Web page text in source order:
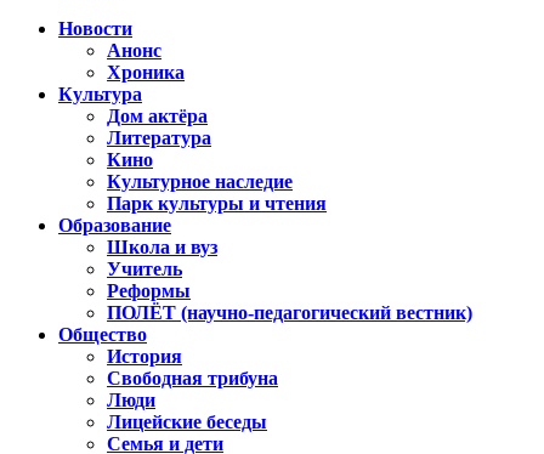
Новости
Анонс
Хроника
Культура
Дом актёра
Литература
Кино
Культурное наследие
Парк культуры и чтения
Образование
Школа и вуз
Учитель
Реформы
ПОЛЁТ (научно-педагогический вестник)
Общество
История
Свободная трибуна
Люди
Лицейские беседы
Семья и дети